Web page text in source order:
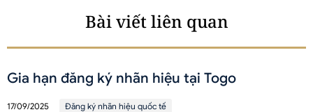
Bài viết liên quan
Gia hạn đăng ký nhãn hiệu tại Togo
17/09/2025 Đăng ký nhãn hiệu quốc tế